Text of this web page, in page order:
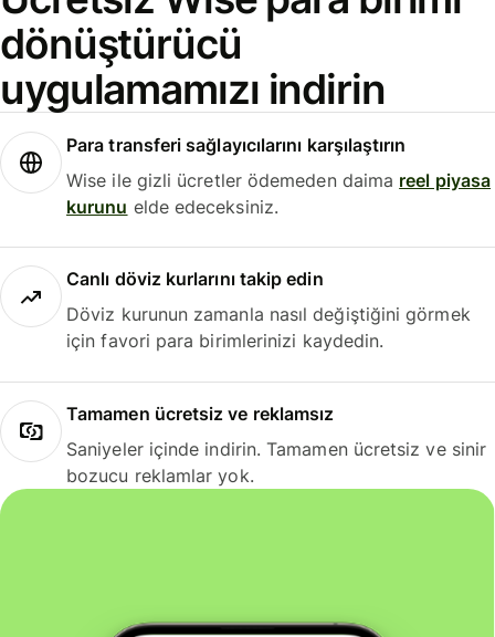
dönüştürücü
uygulamamızı indirin
Para transferi sağlayıcılarını karşılaştırın
Wise ile gizli ücretler ödemeden daima reel piyasa
kurunu elde edeceksiniz.
Canlı döviz kurlarını takip edin
Döviz kurunun zamanla nasıl değiştiğini görmek
için favori para birimlerinizi kaydedin.
Tamamen ücretsiz ve reklamsız
Saniyeler içinde indirin. Tamamen ücretsiz ve sinir
bozucu reklamlar yok.